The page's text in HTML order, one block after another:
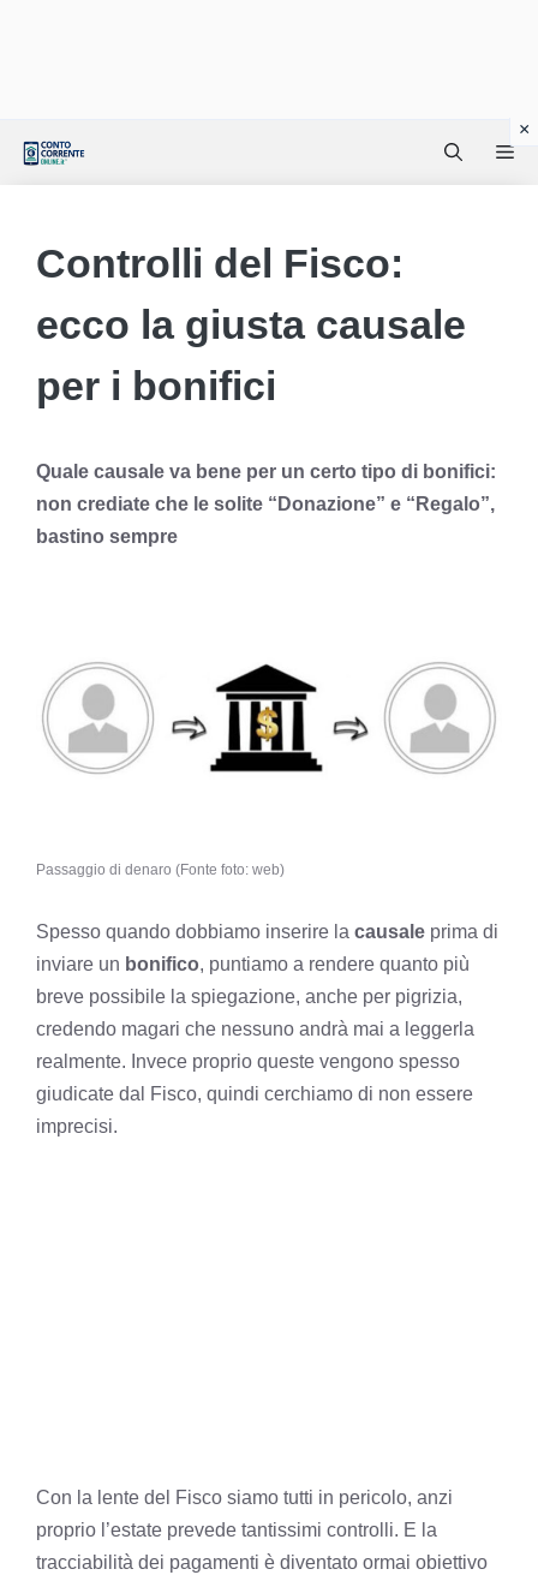
Controlli del Fisco:
ecco la giusta causale
per i bonifici
Quale causale va bene per un certo tipo di bonifici:
non crediate che le solite “Donazione” e “Regalo”,
bastino sempre
Passaggio di denaro (Fonte foto: web)
Spesso quando dobbiamo inserire la causale prima di
inviare un bonifico, puntiamo a rendere quanto più
breve possibile la spiegazione, anche per pigrizia,
credendo magari che nessuno andrà mai a leggerla
realmente. Invece proprio queste vengono spesso
giudicate dal Fisco, quindi cerchiamo di non essere
imprecisi.
Con la lente del Fisco siamo tutti in pericolo, anzi
proprio l’estate prevede tantissimi controlli. E la
tracciabilità dei pagamenti è diventato ormai obiettivo